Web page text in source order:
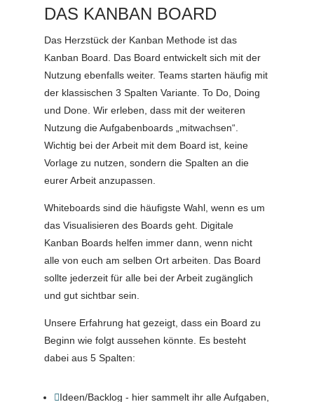
DAS KANBAN BOARD
Das Herzstück der Kanban Methode ist das
Kanban Board. Das Board entwickelt sich mit der
Nutzung ebenfalls weiter. Teams starten häufig mit
der klassischen 3 Spalten Variante. To Do, Doing
und Done. Wir erleben, dass mit der weiteren
Nutzung die Aufgabenboards „mitwachsen“.
Wichtig bei der Arbeit mit dem Board ist, keine
Vorlage zu nutzen, sondern die Spalten an die
eurer Arbeit anzupassen.
Whiteboards sind die häufigste Wahl, wenn es um
das Visualisieren des Boards geht. Digitale
Kanban Boards helfen immer dann, wenn nicht
alle von euch am selben Ort arbeiten. Das Board
sollte jederzeit für alle bei der Arbeit zugänglich
und gut sichtbar sein.
Unsere Erfahrung hat gezeigt, dass ein Board zu
Beginn wie folgt aussehen könnte. Es besteht
dabei aus 5 Spalten:
Ideen/Backlog - hier sammelt ihr alle Aufgaben,